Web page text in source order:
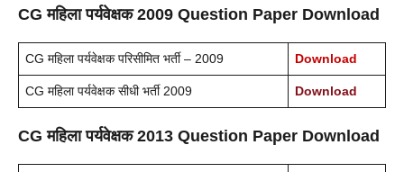
CG महिला पर्यवेक्षक 2009 Question Paper Download
CG महिला पर्यवेक्षक परिसीमित भर्ती – 2009 Download
CG महिला पर्यवेक्षक सीधी भर्ती 2009 Download
CG महिला पर्यवेक्षक 2013 Question Paper Download